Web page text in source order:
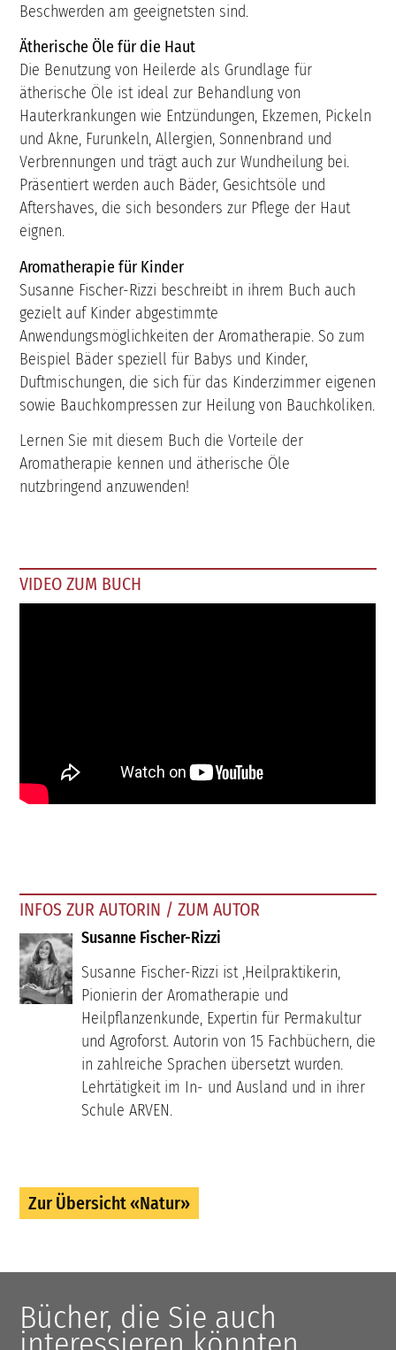
Beschwerden am geeignetsten sind.
Ätherische Öle für die Haut
Die Benutzung von Heilerde als Grundlage für
ätherische Öle ist ideal zur Behandlung von
Hauterkrankungen wie Entzündungen, Ekzemen, Pickeln
und Akne, Furunkeln, Allergien, Sonnenbrand und
Verbrennungen und trägt auch zur Wundheilung bei.
Präsentiert werden auch Bäder, Gesichtsöle und
Aftershaves, die sich besonders zur Pflege der Haut
eignen.
Aromatherapie für Kinder
Susanne Fischer-Rizzi beschreibt in ihrem Buch auch
gezielt auf Kinder abgestimmte
Anwendungsmöglichkeiten der Aromatherapie. So zum
Beispiel Bäder speziell für Babys und Kinder,
Duftmischungen, die sich für das Kinderzimmer eigenen
sowie Bauchkompressen zur Heilung von Bauchkoliken.
Lernen Sie mit diesem Buch die Vorteile der
Aromatherapie kennen und ätherische Öle
nutzbringend anzuwenden!
VIDEO ZUM BUCH
INFOS ZUR AUTORIN / ZUM AUTOR
Susanne Fischer-Rizzi
Susanne Fischer-Rizzi ist ,Heilpraktikerin,
Pionierin der Aromatherapie und
Heilpflanzenkunde, Expertin für Permakultur
und Agroforst. Autorin von 15 Fachbüchern, die
in zahlreiche Sprachen übersetzt wurden.
Lehrtätigkeit im In- und Ausland und in ihrer
Schule ARVEN.
Zur Übersicht «Natur»
Bücher, die Sie auch